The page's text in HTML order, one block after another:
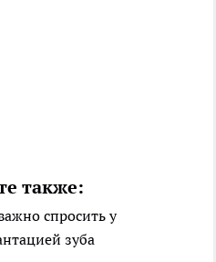
также:
спросить у
зуба